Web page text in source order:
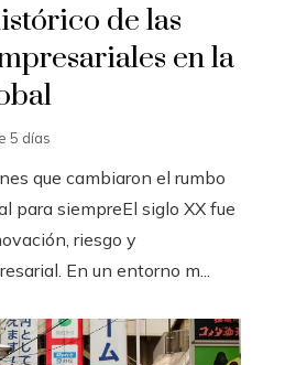
de las
en la
5 días
que cambiaron el rumbo
para siempreEl siglo XX fue
riesgo y
En un entorno m...